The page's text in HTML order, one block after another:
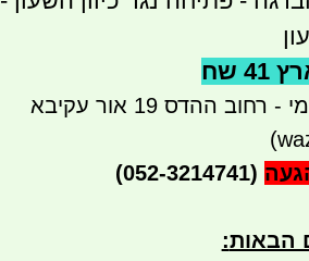
שח
ההדס 19 אור עקיבא
(052-3214741)
הבאות: